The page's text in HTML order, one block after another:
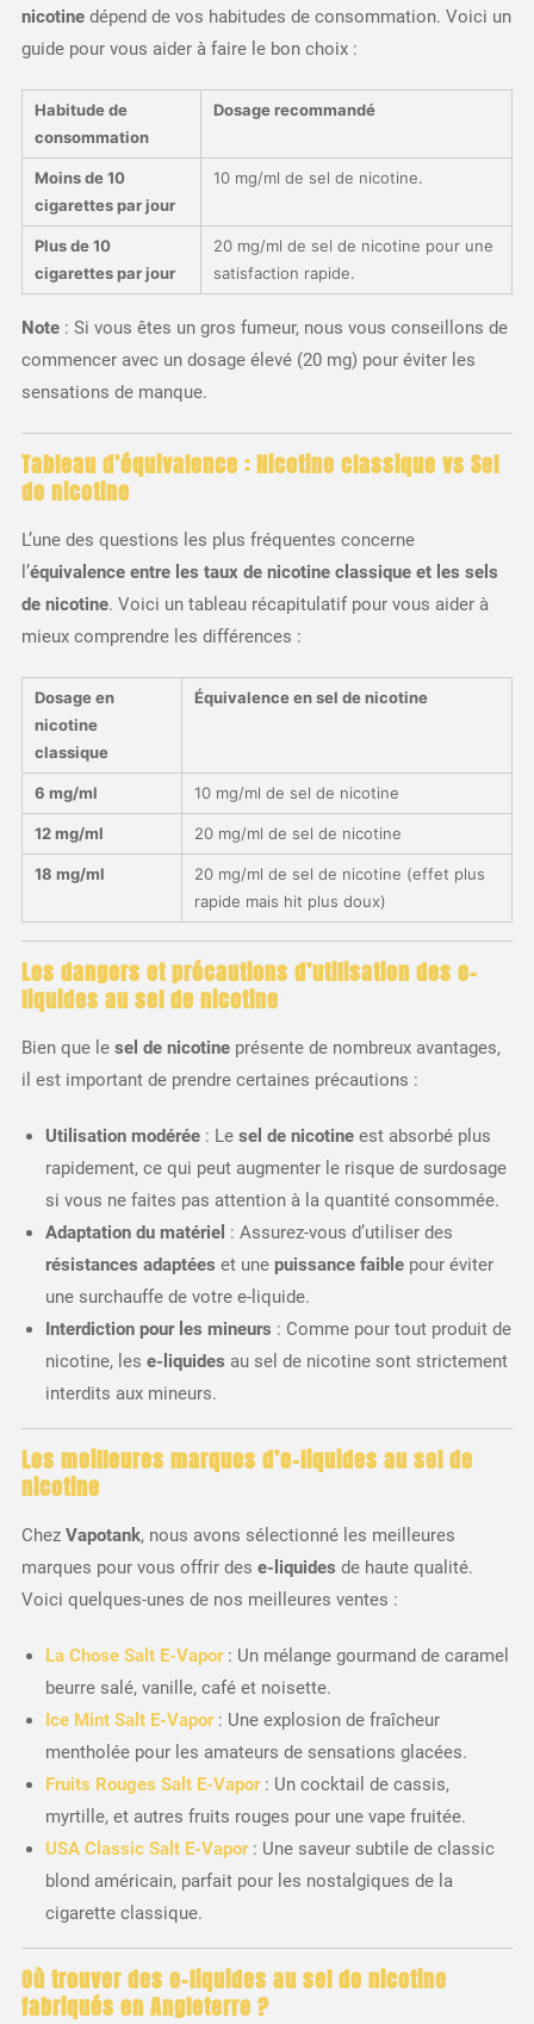
nicotinedépend de vos habitudes de consommation. Voici un
guide pour vous aider à faire le bon choix :
Habitude de
consommation
Dosage recommandé
Moins de 10
cigarettes par jour
10 mg/ml de sel de nicotine.
Plus de 10
cigarettes par jour
20 mg/ml de sel de nicotine pour une
satisfaction rapide.
Note: Si vous êtes un gros fumeur, nous vous conseillons de
commencer avec un dosage élevé (20 mg) pour éviter les
sensations de manque.
Tableau d’équivalence : Nicotine classique vs Sel
de nicotine
L’une des questions les plus fréquentes concerne
l’équivalence entre les taux de nicotine classique et les sels
de nicotine. Voici un tableau récapitulatif pour vous aider à
mieux comprendre les différences :
Dosage en
nicotine
classique
Équivalence en sel de nicotine
6 mg/ml 10 mg/ml de sel de nicotine
12 mg/ml 20 mg/ml de sel de nicotine
18 mg/ml
20 mg/ml de sel de nicotine (effet plus
rapide mais hit plus doux)
Les dangers et précautions d’utilisation des e-
liquides au sel de nicotine
Bien que le sel de nicotineprésente de nombreux avantages,
il est important de prendre certaines précautions :
Utilisation modérée: Le sel de nicotineest absorbé plus
rapidement, ce qui peut augmenter le risque de surdosage
si vous ne faites pas attention à la quantité consommée.
Adaptation du matériel : Assurez-vous d’utiliser des
résistances adaptées et une puissance faiblepour éviter
une surchauffe de votre e-liquide.
Interdiction pour les mineurs : Comme pour tout produit de
nicotine, les e-liquides au sel de nicotine sont strictement
interdits aux mineurs.
Les meilleures marques d’e-liquides au sel de
nicotine
Chez Vapotank, nous avons sélectionné les meilleures
marques pour vous offrir des e-liquides de haute qualité.
Voici quelques-unes de nos meilleures ventes :
La Chose Salt E-Vapor: Un mélange gourmand de caramel
beurre salé, vanille, café et noisette.
Ice Mint Salt E-Vapor: Une explosion de fraîcheur
mentholée pour les amateurs de sensations glacées.
Fruits Rouges Salt E-Vapor: Un cocktail de cassis,
myrtille, et autres fruits rouges pour une vape fruitée.
USA Classic Salt E-Vapor: Une saveur subtile de classic
blond américain, parfait pour les nostalgiques de la
cigarette classique.
Où trouver des e-liquides au sel de nicotine
fabriqués en Angleterre ?